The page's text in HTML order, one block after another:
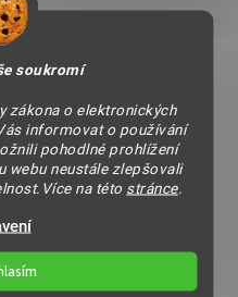
soukromí
zákona o elektronických
informovat o používání
pohodlné prohlížení
webu neustále zlepšovali
na této stránce.